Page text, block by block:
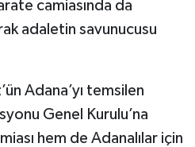
camiasında da
adaletin savunucusu
Adana’yı temsilen
Genel Kurulu’na
hem de Adanalılar için